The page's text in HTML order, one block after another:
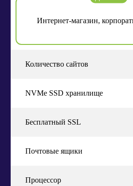
Интернет-магазин,
Количество сайтов
NVMe SSD хранилище
Бесплатный SSL
Почтовые ящики
Процессор